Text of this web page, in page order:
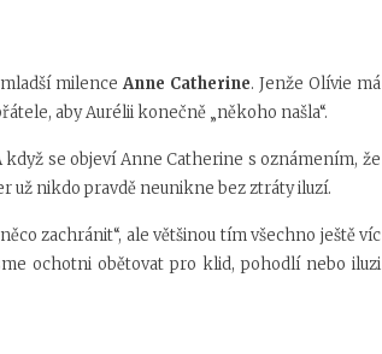
milenceAnne Catherine. Jenže Olívie má
aby Aurélii konečně „někoho našla“.
se objeví Anne Catherine s oznámením, že
už nikdo pravdě neunikne bez ztráty iluzí.
zachránit“, ale většinou tím všechno ještě víc
ochotni obětovat pro klid, pohodlí nebo iluzi